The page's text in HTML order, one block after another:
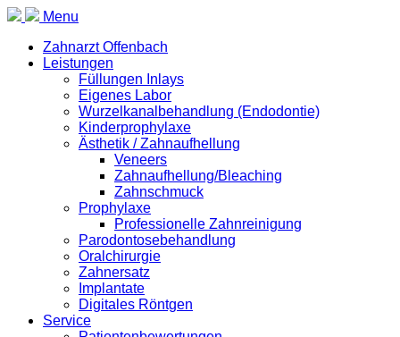
Menu
Zahnarzt Offenbach
Leistungen
Füllungen Inlays
Eigenes Labor
Wurzelkanalbehandlung (Endodontie)
Kinderprophylaxe
Ästhetik / Zahnaufhellung
Veneers
Zahnaufhellung/Bleaching
Zahnschmuck
Prophylaxe
Professionelle Zahnreinigung
Parodontosebehandlung
Oralchirurgie
Zahnersatz
Implantate
Digitales Röntgen
Service